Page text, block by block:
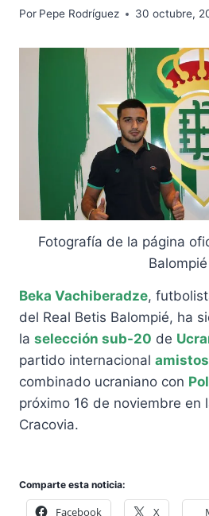
Por Pepe Rodríguez 30 octubre,
Fotografía de la página
Balompié
Beka Vachiberadze,
del Real Betis Balompié, ha
la selección sub-20 de
partido internacional
combinado ucraniano con
próximo 16 de noviembre en
Cracovia.
Comparte esta noticia:
Facebook X